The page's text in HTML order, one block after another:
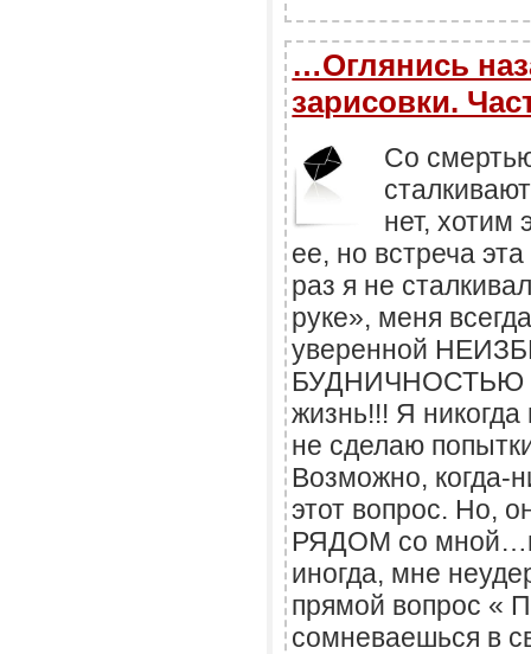
…Оглянись
зарисовки.
Со
нет, хотим
ее, но встреча
раз я не
руке», меня
уверенной
БУДНИЧНОСТЬЮ
жизнь!!! Я
не сделаю
Возможно, когда-
этот вопрос. Но,
РЯДОМ со
иногда, мне
прямой вопрос «
сомневаешься в